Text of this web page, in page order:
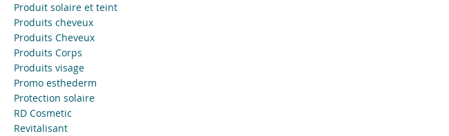
Produit solaire et teint
Produits cheveux
Produits Cheveux
Produits Corps
Produits visage
Promo esthederm
Protection solaire
RD Cosmetic
Revitalisant